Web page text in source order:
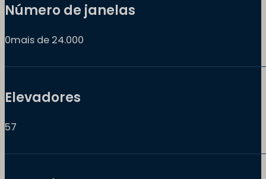
Número de janelas
0mais de 24.000
Elevadores
57